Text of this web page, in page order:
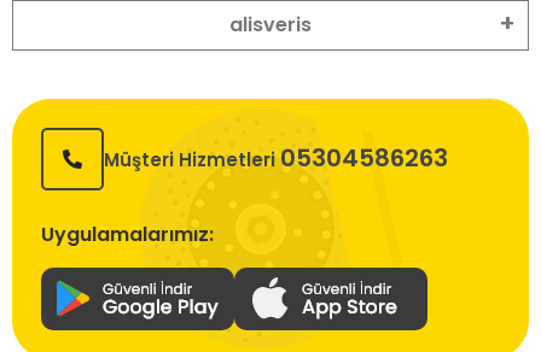
alisveris
Müşteri Hizmetleri 05304586263
Uygulamalarımız: